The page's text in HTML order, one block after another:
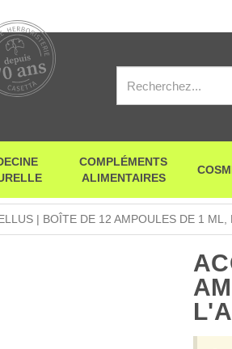
COMPLÉMENTS
ALIMENTAIRES
| BOÎTE DE 12 AMPOULES DE 1 ML,